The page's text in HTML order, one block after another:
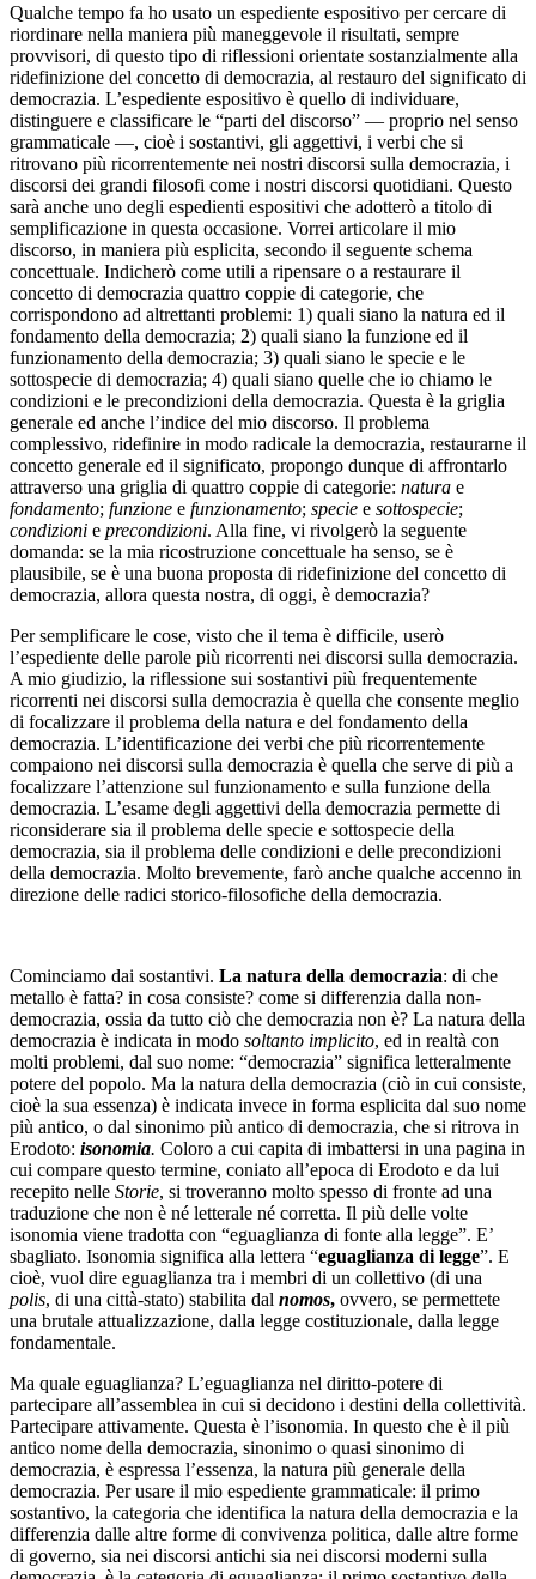
Qualche tempo fa ho usato un espediente espositivo per cercare di
riordinare nella maniera più maneggevole il risultati, sempre
provvisori, di questo tipo di riflessioni orientate sostanzialmente alla
ridefinizione del concetto di democrazia, al restauro del significato di
democrazia. L’espediente espositivo è quello di individuare,
distinguere e classificare le “parti del discorso” — proprio nel senso
grammaticale —, cioè i sostantivi, gli aggettivi, i verbi che si
ritrovano più ricorrentemente nei nostri discorsi sulla democrazia, i
discorsi dei grandi filosofi come i nostri discorsi quotidiani. Questo
sarà anche uno degli espedienti espositivi che adotterò a titolo di
semplificazione in questa occasione. Vorrei articolare il mio
discorso, in maniera più esplicita, secondo il seguente schema
concettuale. Indicherò come utili a ripensare o a restaurare il
concetto di democrazia quattro coppie di categorie, che
corrispondono ad altrettanti problemi: 1) quali siano la natura ed il
fondamento della democrazia; 2) quali siano la funzione ed il
funzionamento della democrazia; 3) quali siano le specie e le
sottospecie di democrazia; 4) quali siano quelle che io chiamo le
condizioni e le precondizioni della democrazia. Questa è la griglia
generale ed anche l’indice del mio discorso. Il problema
complessivo, ridefinire in modo radicale la democrazia, restaurarne il
concetto generale ed il significato, propongo dunque di affrontarlo
attraverso una griglia di quattro coppie di categorie: natura e
fondamento; funzione e funzionamento; specie e sottospecie;
condizioni e precondizioni. Alla fine, vi rivolgerò la seguente
domanda: se la mia ricostruzione concettuale ha senso, se è
plausibile, se è una buona proposta di ridefinizione del concetto di
democrazia, allora questa nostra, di oggi, è democrazia?
Per semplificare le cose, visto che il tema è difficile, userò
l’espediente delle parole più ricorrenti nei discorsi sulla democrazia.
A mio giudizio, la riflessione sui sostantivi più frequentemente
ricorrenti nei discorsi sulla democrazia è quella che consente meglio
di focalizzare il problema della natura e del fondamento della
democrazia. L’identificazione dei verbi che più ricorrentemente
compaiono nei discorsi sulla democrazia è quella che serve di più a
focalizzare l’attenzione sul funzionamento e sulla funzione della
democrazia. L’esame degli aggettivi della democrazia permette di
riconsiderare sia il problema delle specie e sottospecie della
democrazia, sia il problema delle condizioni e delle precondizioni
della democrazia. Molto brevemente, farò anche qualche accenno in
direzione delle radici storico-filosofiche della democrazia.
Cominciamo dai sostantivi. La natura della democrazia: di che
metallo è fatta? in cosa consiste? come si differenzia dalla non-
democrazia, ossia da tutto ciò che democrazia non è? La natura della
democrazia è indicata in modo soltanto implicito, ed in realtà con
molti problemi, dal suo nome: “democrazia” significa letteralmente
potere del popolo. Ma la natura della democrazia (ciò in cui consiste,
cioè la sua essenza) è indicata invece in forma esplicita dal suo nome
più antico, o dal sinonimo più antico di democrazia, che si ritrova in
Erodoto: isonomia. Coloro a cui capita di imbattersi in una pagina in
cui compare questo termine, coniato all’epoca di Erodoto e da lui
recepito nelle Storie, si troveranno molto spesso di fronte ad una
traduzione che non è né letterale né corretta. Il più delle volte
isonomia viene tradotta con “eguaglianza di fonte alla legge”. E’
sbagliato. Isonomia significa alla lettera “eguaglianza di legge”. E
cioè, vuol dire eguaglianza tra i membri di un collettivo (di una
polis, di una città-stato) stabilita dal nomos, ovvero, se permettete
una brutale attualizzazione, dalla legge costituzionale, dalla legge
fondamentale.
Ma quale eguaglianza? L’eguaglianza nel diritto-potere di
partecipare all’assemblea in cui si decidono i destini della collettività.
Partecipare attivamente. Questa è l’isonomia. In questo che è il più
antico nome della democrazia, sinonimo o quasi sinonimo di
democrazia, è espressa l’essenza, la natura più generale della
democrazia. Per usare il mio espediente grammaticale: il primo
sostantivo, la categoria che identifica la natura della democrazia e la
differenzia dalle altre forme di convivenza politica, dalle altre forme
di governo, sia nei discorsi antichi sia nei discorsi moderni sulla